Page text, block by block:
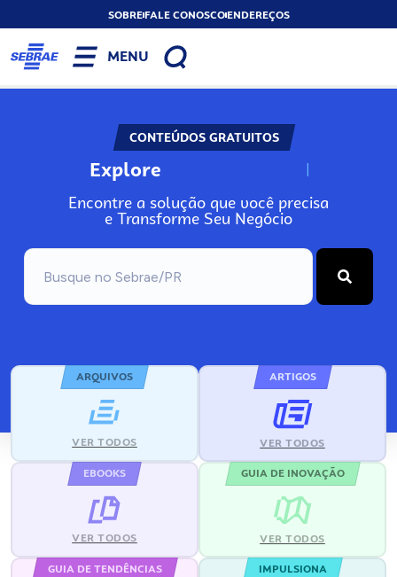
SOBREFALE CONOSCOENDEREÇOS
MENU
CONTEÚDOS GRATUITOS
Explore N
Encontre a solução que você precisa
e Transforme Seu Negócio
ARQUIVOS
VER TODOS
ARTIGOS
VER TODOS
EBOOKS
VER TODOS
GUIA DE INOVAÇÃO
VER TODOS
GUIA DE TENDÊNCIAS IMPULSIONA